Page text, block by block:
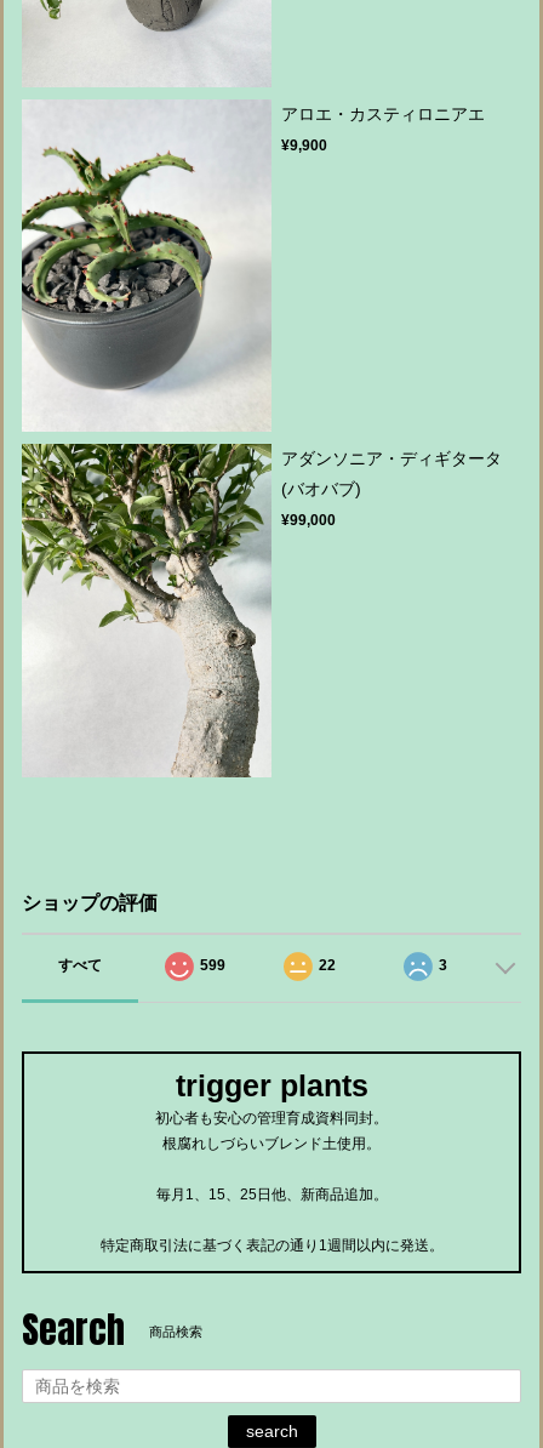
アロエ・カスティロニアエ
¥9,900
アダンソニア・ディギタータ
(バオバブ)
¥99,000
ショップの評価
すべて 599 22 3
trigger plants
初心者も安心の管理育成資料同封。
根腐れしづらいブレンド土使用。
毎月1、15、25日他、新商品追加。
特定商取引法に基づく表記の通り1週間以内に発送。
Search 商品検索
search